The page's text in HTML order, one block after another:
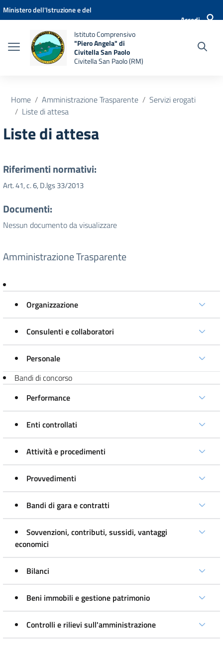
Vai ai contenuti
Vai al menu di navigazione
Vai al footer
Ministero dell'Istruzione e del
Accedi
Istituto Comprensivo
"Piero Angela" di
Civitella San Paolo
Civitella San Paolo (RM)
Home Amministrazione Trasparente
Servizi erogati
Liste di attesa
Liste di attesa
Riferimenti normativi:
Art. 41, c. 6, D.lgs 33/2013
Documenti:
Nessun documento da visualizzare
Amministrazione Trasparente
Organizzazione
Consulenti e collaboratori
Personale
Bandi di concorso
Performance
Enti controllati
Attività e procedimenti
Provvedimenti
Bandi di gara e contratti
Sovvenzioni, contributi, sussidi, vantaggi
economici
Bilanci
Beni immobili e gestione patrimonio
Controlli e rilievi sull'amministrazione